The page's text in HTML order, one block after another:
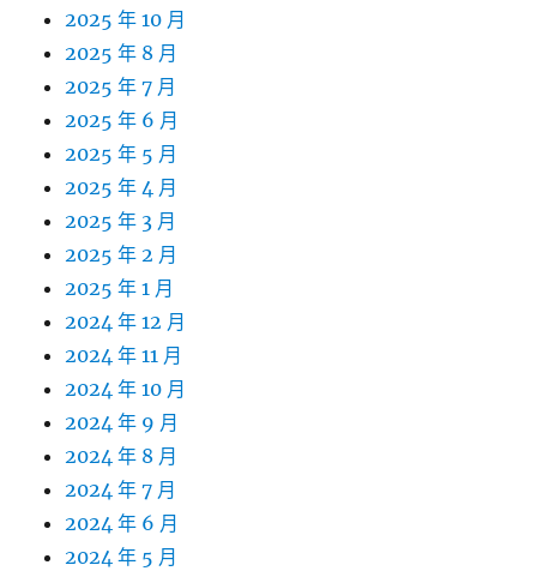
2025 年 10 月
2025 年 8 月
2025 年 7 月
2025 年 6 月
2025 年 5 月
2025 年 4 月
2025 年 3 月
2025 年 2 月
2025 年 1 月
2024 年 12 月
2024 年 11 月
2024 年 10 月
2024 年 9 月
2024 年 8 月
2024 年 7 月
2024 年 6 月
2024 年 5 月